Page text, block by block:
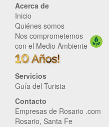
Acerca de
Inicio
Quiénes somos
Nos comprometemos
con el Medio Ambiente
Servicios
Guía del Turista
Contacto
Empresas de Rosario .com
Rosario, Santa Fe